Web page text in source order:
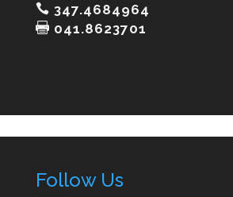
347.4684964
041.8623701
Follow Us